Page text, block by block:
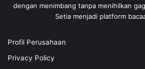
dengan menimbang tanpa menihilkan
Setia menjadi platform
Profil Perusahaan
Privacy Policy